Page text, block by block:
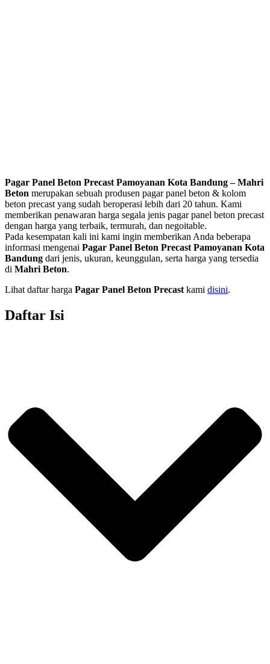
Pagar Panel Beton Precast Pamoyanan Kota Bandung – Mahri
Beton merupakan sebuah produsen pagar panel beton & kolom
beton precast yang sudah beroperasi lebih dari 20 tahun. Kami
memberikan penawaran harga segala jenis pagar panel beton precast
dengan harga yang terbaik, termurah, dan negoitable.
Pada kesempatan kali ini kami ingin memberikan Anda beberapa
informasi mengenai Pagar Panel Beton Precast Pamoyanan Kota
Bandung dari jenis, ukuran, keunggulan, serta harga yang tersedia
di Mahri Beton.
Lihat daftar harga Pagar Panel Beton Precast kami disini.
Daftar Isi